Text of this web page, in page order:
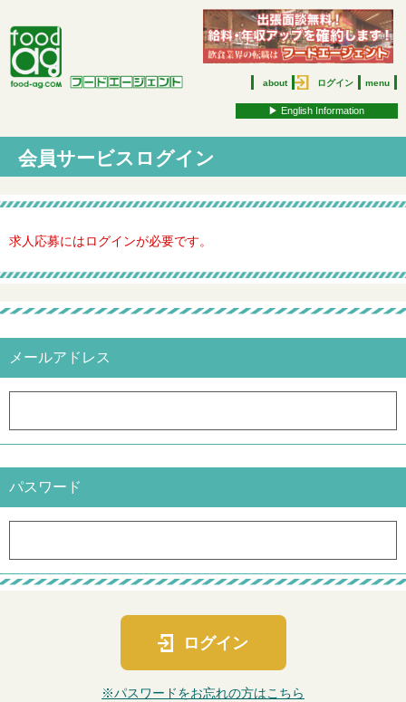
about ログイン menu
▶︎ English Information
会員サービスログイン
求人応募にはログインが必要です。
メールアドレス
パスワード
ログイン
※パスワードをお忘れの方はこちら